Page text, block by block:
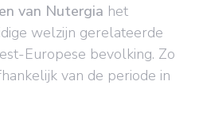
van Nutergia het
welzijn gerelateerde
Europese bevolking. Zo
van de periode in